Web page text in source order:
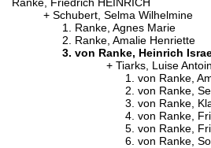
Schubert, Selma Wilhelmine
Ranke, Agnes Marie
Ranke, Amalie Henriette
von Ranke, Heinrich
Tiarks, Luise
von Ranke,
von Ranke,
von Ranke,
von Ranke,
von Ranke,
von Ranke,